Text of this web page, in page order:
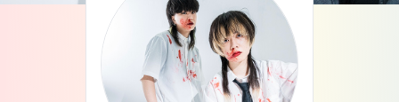
ライブ体験をもっと楽しく、もっと便利
に。